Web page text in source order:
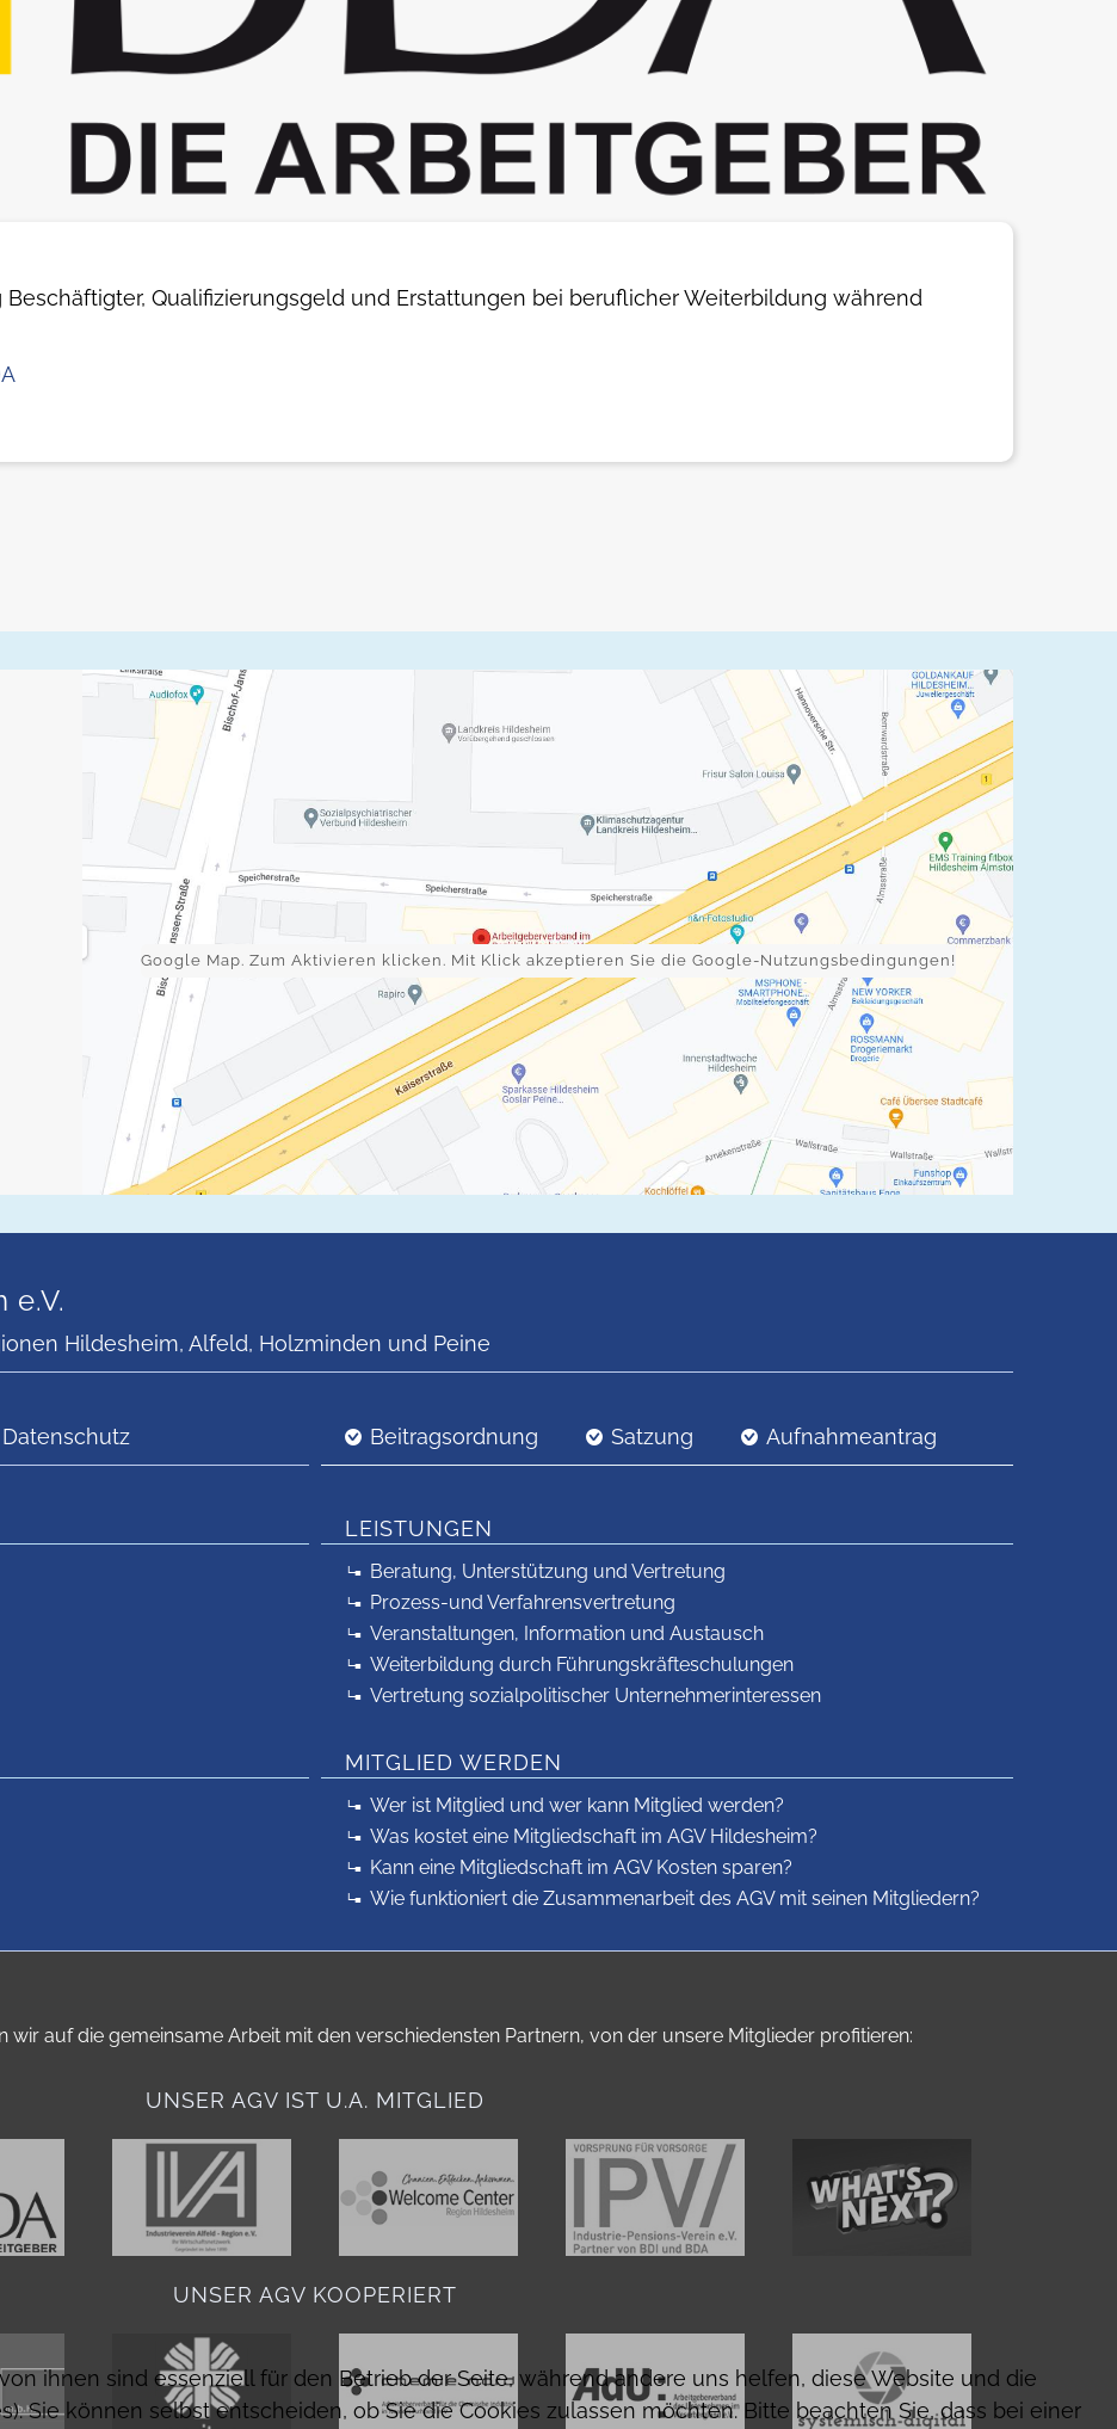
Qualifizierungsgeld und Erstattungen bei beruflicher Weiterbildung während
Google Map. Zum Aktivieren klicken. Mit Klick akzeptieren Sie die Google-Nutzungsbedingungen!
e.V.
Hildesheim, Alfeld, Holzminden und Peine
Datenschutz Beitragsordnung Satzung Aufnahmeantrag
LEISTUNGEN
Beratung, Unterstützung und Vertretung
Prozess-und Verfahrensvertretung
Veranstaltungen, Information und Austausch
Weiterbildung durch Führungskräfteschulungen
Vertretung sozialpolitischer Unternehmerinteressen
MITGLIED WERDEN
Wer ist Mitglied und wer kann Mitglied werden?
Was kostet eine Mitgliedschaft im AGV Hildesheim?
Kann eine Mitgliedschaft im AGV Kosten sparen?
Wie funktioniert die Zusammenarbeit des AGV mit seinen Mitgliedern?
auf die gemeinsame Arbeit mit den verschiedensten Partnern, von der unsere Mitglieder profitieren:
UNSER AGV IST U.A. MITGLIED
UNSER AGV KOOPERIERT
ihnen sind essenziell für den Betrieb der Seite, während andere uns helfen, diese Website und die
Sie können selbst entscheiden, ob Sie die Cookies zulassen möchten. Bitte beachten Sie, dass bei einer